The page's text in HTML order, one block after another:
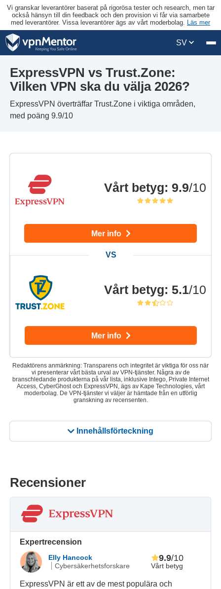
Vi granskar leverantörer baserat på rigorösa tester och research, men tar
också hänsyn till din feedback och den provision vi får via samarbete
med leverantörer. Vissa leverantörer ägs av vårt moderbolag. Läs mer
SV
ExpressVPN vs Trust.Zone:
Vilken VPN ska du välja 2026?
ExpressVPN överträffar Trust.Zone i viktiga områden,
med poäng 9.9/10
Innehållsförteckning
Vårt betyg: 9.9/10
Mer info
Vårt betyg: 5.1/10
Mer info
Redaktörens anmärkning: Transparens och integritet är viktiga för oss när
vi presenterar vårt bästa urval av VPN-tjänster. Några av de
branschledande produkterna på vår lista, inklusive Intego, Private Internet
Access, CyberGhost och ExpressVPN, ägs av Kape Technologies, vårt
moderbolag. De VPN-tjänster vi väljer är hämtade från en utförlig
granskning av recensenten.
Recensioner
Expertrecension
Elly Hancock
Cybersäkerhetsforskare
Vårt betyg
9.9/10
ExpressVPN är ett av de mest populära och